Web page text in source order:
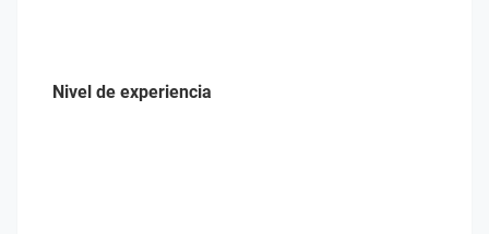
Nivel de experiencia